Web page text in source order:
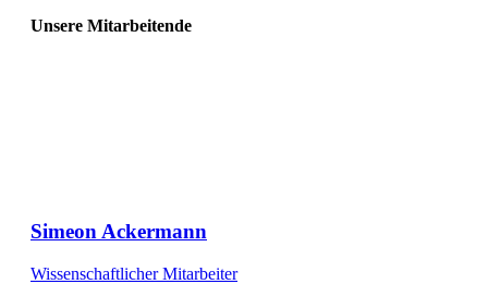
Unsere Mitarbeitende
Simeon Ackermann
Wissenschaftlicher Mitarbeiter